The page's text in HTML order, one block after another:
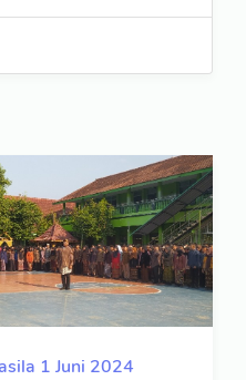
1 Juni 2024